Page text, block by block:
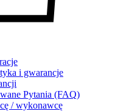
i gwarancje
Pytania (FAQ)
/ wykonawcę